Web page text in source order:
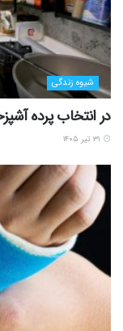
شیوه زندگی
در انتخاب پرده